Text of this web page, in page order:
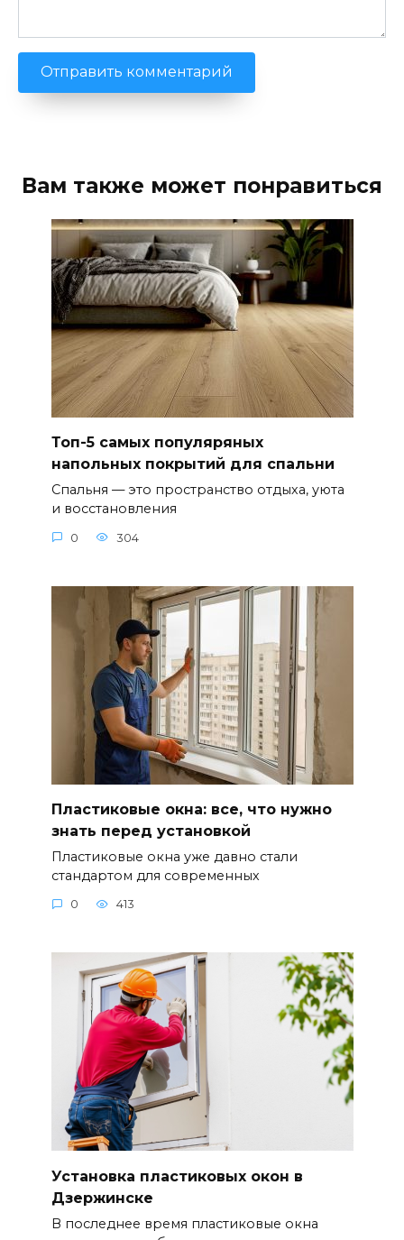
Вам также может понравиться
Топ-5 самых популяряных
напольных покрытий для спальни
Спальня — это пространство отдыха, уюта
и восстановления
0 304
Пластиковые окна: все, что нужно
знать перед установкой
Пластиковые окна уже давно стали
стандартом для современных
0 413
Установка пластиковых окон в
Дзержинске
В последнее время пластиковые окна